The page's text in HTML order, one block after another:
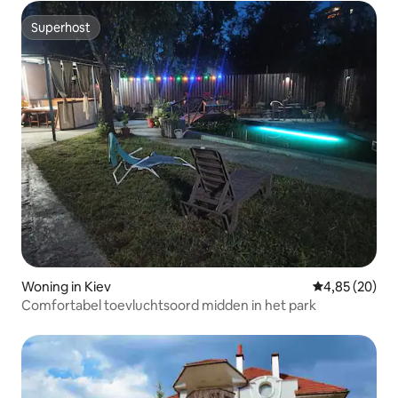
Superhost
Superhost
Woning in Kiev Gemiddelde
4,85 (20)
Comfortabel toevluchtsoord midden in het park